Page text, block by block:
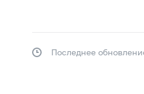
Последнее